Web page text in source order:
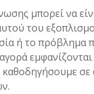
μπορεί να
του
ή το